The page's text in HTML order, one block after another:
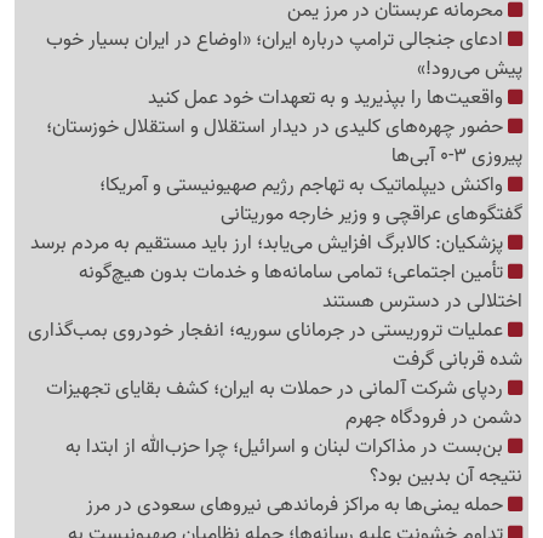
محرمانه عربستان در مرز یمن
ادعای جنجالی ترامپ درباره ایران؛ «اوضاع در ایران بسیار خوب
پیش می‌رود!»
واقعیت‌ها را بپذیرید و به تعهدات خود عمل کنید
حضور چهره‌های کلیدی در دیدار استقلال و استقلال خوزستان؛
پیروزی 3-0 آبی‌ها
واکنش دیپلماتیک به تهاجم رژیم صهیونیستی و آمریکا؛
گفتگوهای عراقچی و وزیر خارجه موریتانی
پزشکیان: کالابرگ افزایش می‌یابد؛ ارز باید مستقیم به مردم برسد
تأمین اجتماعی؛ تمامی سامانه‌ها و خدمات بدون هیچ‌گونه
اختلالی در دسترس هستند
عملیات تروریستی در جرمانای سوریه؛ انفجار خودروی بمب‌گذاری
شده قربانی گرفت
ردپای شرکت آلمانی در حملات به ایران؛ کشف بقایای تجهیزات
دشمن در فرودگاه جهرم
بن‌بست در مذاکرات لبنان و اسرائیل؛ چرا حزب‌الله از ابتدا به
نتیجه آن بدبین بود؟
حمله یمنی‌ها به مراکز فرماندهی نیروهای سعودی در مرز